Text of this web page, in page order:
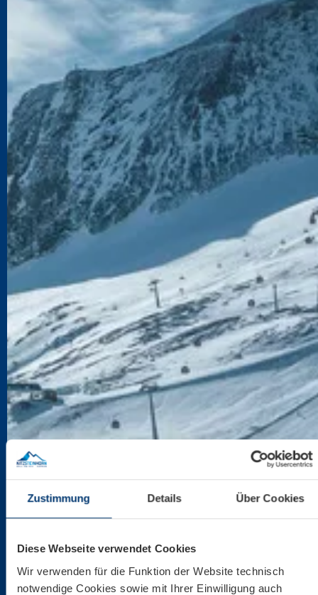
Zustimmung Details Über Cookies
Diese Webseite verwendet Cookies
Wir verwenden für die Funktion der Website technisch
notwendige Cookies sowie mit Ihrer Einwilligung auch